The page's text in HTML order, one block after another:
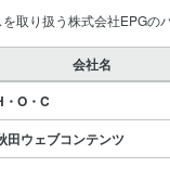
取り扱う株式会社EPGの
会社名
O・C
田ウェブコンテンツ